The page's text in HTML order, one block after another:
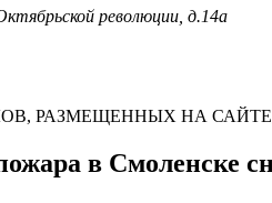
революции, д.14а
РАЗМЕЩЕННЫХ НА
в Смоленске